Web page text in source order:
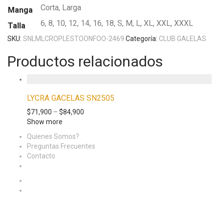
Manga
Corta, Larga
Talla
6, 8, 10, 12, 14, 16, 18, S, M, L, XL, XXL, XXXL
SKU: SNLMLCROPLESTOONFOO-2469 Categoría: CLUB GALELAS
Productos relacionados
LYCRA GACELAS SN2505
$71,900 – $84,900
Show more
Quienes Somos?
Preguntas Frecuentes
Contacto